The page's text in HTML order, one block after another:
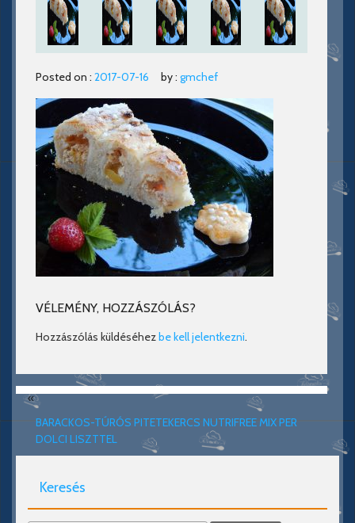
Posted on : 2017-07-16 by : gmchef
VÉLEMÉNY, HOZZÁSZÓLÁS?
Hozzászólás küldéséhezbe kell jelentkezni.
«
BARACKOS-TÚRÓS PITETEKERCS NUTRIFREE MIX PER
DOLCI LISZTTEL
Keresés